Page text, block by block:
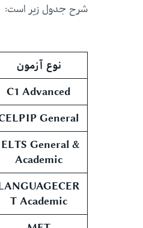
شرح جدول زیر است:
نوع آزمون
C1 Advanced
General
General &
Academic
T Academic